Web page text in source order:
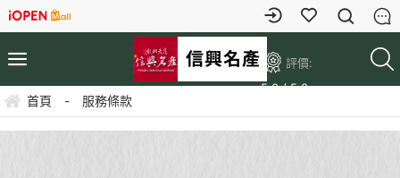
評價:
5.0 / 5.0
首頁 - 服務條款